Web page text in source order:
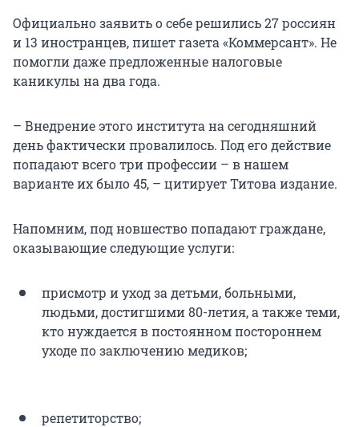
Официально заявить о себе решились 27 россиян
и 13 иностранцев, пишет газета «Коммерсант». Не
помогли даже предложенные налоговые
каникулы на два года.
– Внедрение этого института на сегодняшний
день фактически провалилось. Под его действие
попадают всего три профессии – в нашем
варианте их было 45, – цитирует Титова издание.
Напомним, под новшество попадают граждане,
оказывающие следующие услуги:
присмотр и уход за детьми, больными,
людьми, достигшими 80-летия, а также теми,
кто нуждается в постоянном постороннем
уходе по заключению медиков;
репетиторство;